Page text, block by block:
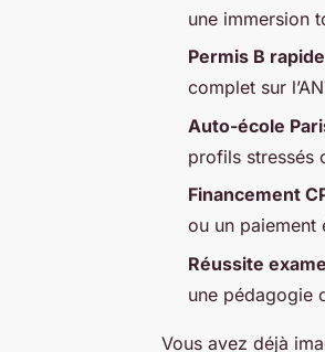
une immersion
Permis B rapide
complet sur
Auto-école
profils stressés
Financement
ou un paiement
Réussite
une pédagogie
Vous avez déjà